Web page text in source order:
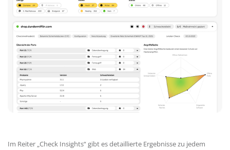
Im Reiter „Check Insights“ gibt es detaillierte Ergebnisse zu jedem